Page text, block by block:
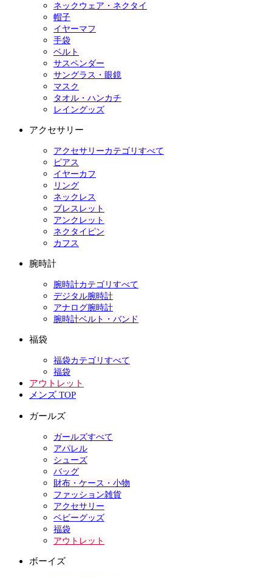
ネックウェア・ネクタイ
帽子
イヤーマフ
手袋
ベルト
サスペンダー
サングラス・眼鏡
マスク
タオル・ハンカチ
レイングッズ
アクセサリー
アクセサリーカテゴリすべて
ピアス
イヤーカフ
リング
ネックレス
ブレスレット
アンクレット
ネクタイピン
カフス
腕時計
腕時計カテゴリすべて
デジタル腕時計
アナログ腕時計
腕時計ベルト・バンド
福袋
福袋カテゴリすべて
福袋
アウトレット
メンズ TOP
ガールズ
ガールズすべて
アパレル
シューズ
バッグ
財布・ケース・小物
ファッション雑貨
アクセサリー
ベビーグッズ
福袋
アウトレット
ボーイズ